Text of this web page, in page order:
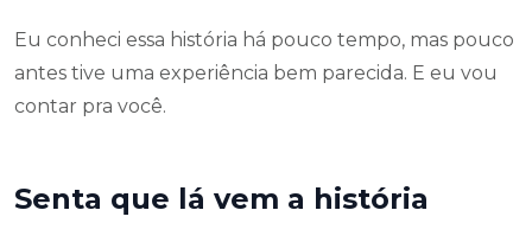
Eu conheci essa história há pouco tempo, mas pouco
antes tive uma experiência bem parecida. E eu vou
contar pra você.
Senta que lá vem a história